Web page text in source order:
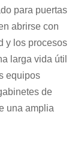
para puertas
abrirse con
y los procesos
larga vida útil
equipos
de
una amplia